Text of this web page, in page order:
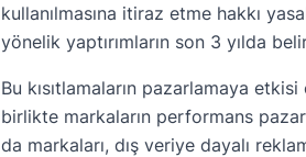
kullanılmasına itiraz etme hakkı
yönelik yaptırımların son 3 yılda
Bu kısıtlamaların pazarlamaya
birlikte markaların performans
da markaları, dış veriye dayalı